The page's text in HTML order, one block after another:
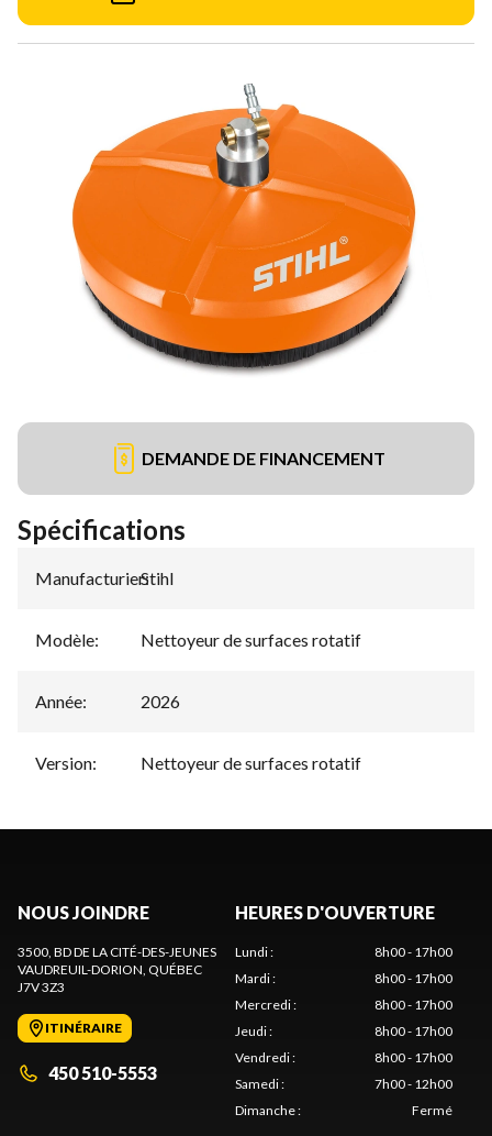
DEMANDE DE FINANCEMENT
Spécifications
Manufacturier:
Stihl
Modèle: Nettoyeur de surfaces rotatif
Année: 2026
Version: Nettoyeur de surfaces rotatif
NOUS JOINDRE
3500, BD DE LA CITÉ-DES-JEUNES
VAUDREUIL-DORION, QUÉBEC
J7V 3Z3
ITINÉRAIRE
450 510-5553
HEURES D'OUVERTURE
Lundi:
8h00 - 17h00
Mardi:
8h00 - 17h00
Mercredi:
8h00 - 17h00
Jeudi:
8h00 - 17h00
Vendredi:
8h00 - 17h00
Samedi:
7h00 - 12h00
Dimanche: Fermé